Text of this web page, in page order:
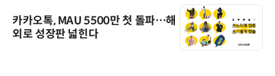
카카오톡, MAU 5500만 첫 돌파…해
외로 성장판 넓힌다